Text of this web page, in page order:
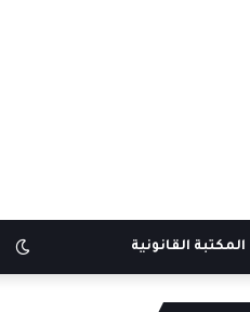
المكتبة القانونية